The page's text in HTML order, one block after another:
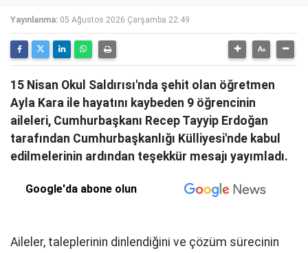
Yayınlanma: 05 Ağustos 2026 Çarşamba 22:49
15 Nisan Okul Saldırısı'nda şehit olan öğretmen
Ayla Kara ile hayatını kaybeden 9 öğrencinin
aileleri, Cumhurbaşkanı Recep Tayyip Erdoğan
tarafından Cumhurbaşkanlığı Külliyesi'nde kabul
edilmelerinin ardından teşekkür mesajı yayımladı.
Google'da abone olun
Aileler, taleplerinin dinlendiğini ve çözüm sürecinin